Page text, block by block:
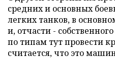
средних и основных
легких танков, в
и, отчасти -
по типам тут провести
считается, что это